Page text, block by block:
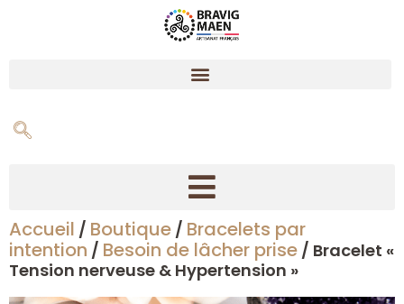
Accueil / Boutique / Bracelets par
intention / Besoin de lâcher prise / Bracelet «
Tension nerveuse & Hypertension »